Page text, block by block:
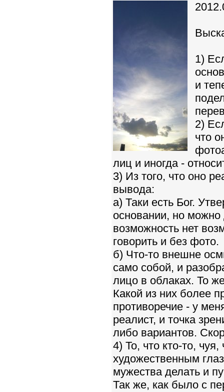
1)
и
2)
что
лиц и иногда -
3) Из того, что оно
вывода:
а) Таки есть Бог.
основании, но можно
возможность нет
говорить и без фото.
б) Что-то внешне
само собой, и
лицо в облаках. То
Какой из них более
противоречие - у
реалист, и точка
либо вариантов.
4) То, что кто-то,
художественным
мужества делать и
Так же, как было с